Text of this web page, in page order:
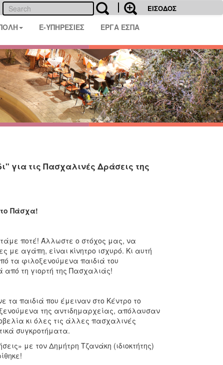
ΕΙΣΟΔΟΣ
E-ΥΠΗΡΕΣΙΕΣ ΕΡΓΑ ΕΣΠΑ
για τις Πασχαλινές Δράσεις της
Πάσχα!
ποτέ! Άλλωστε ο στόχος μας, να
αγάπη, είναι κίνητρο ισχυρό. Κι αυτή
τα φιλοξενούμενα παιδιά του
τη γιορτή της Πασχαλιάς!
παιδιά που έμειναν στο Κέντρο το
της αντιδημαρχείας, απόλαυσαν
κι όλες τις άλλες πασχαλινές
συγκροτήματα.
με τον Δημήτρη Τζανάκη (ιδιοκτήτης)